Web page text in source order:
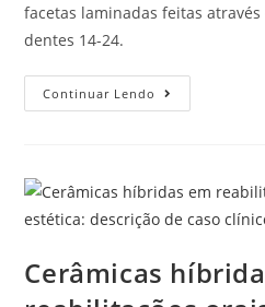
facetas laminadas feitas
dentes 14-24.
Continuar Lendo
Cerâmicas